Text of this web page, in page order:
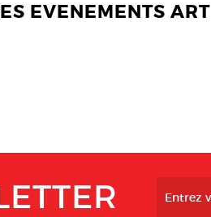
EVENEMENTS ART